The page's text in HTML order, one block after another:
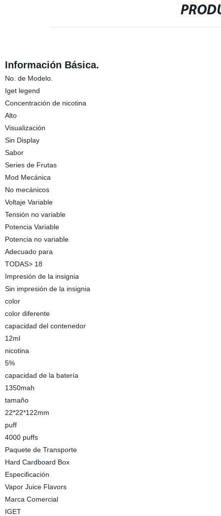
Información Básica.
No. de Modelo.
Iget legend
Concentración de nicotina
Alto
Visualización
Sin Display
Sabor
Series de Frutas
Mod Mecánica
No mecánicos
Voltaje Variable
Tensión no variable
Potencia Variable
Potencia no variable
Adecuado para
TODAS> 18
Impresión de la insignia
Sin impresión de la insignia
color
color diferente
capacidad del contenedor
12ml
nicotina
5%
capacidad de la batería
1350mah
tamaño
22*22*122mm
puff
4000 puffs
Paquete de Transporte
Hard Cardboard Box
Especificación
Vapor Juice Flavors
Marca Comercial
IGET